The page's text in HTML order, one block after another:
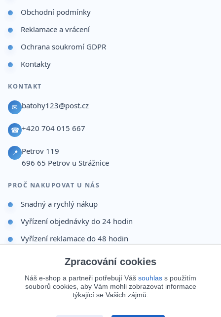
Obchodní podmínky
Reklamace a vrácení
Ochrana soukromí GDPR
Kontakty
KONTAKT
✉ batohy123@post.cz
☎ +420 704 015 667
📍 Petrov 119
696 65 Petrov u Strážnice
PROČ NAKUPOVAT U NÁS
Snadný a rychlý nákup
Vyřízení objednávky do 24 hodin
Vyřízení reklamace do 48 hodin
Dárek po dokončení objednávky
Doprava 65 Kč nad 499 Kč
Zpracování cookies
Náš e-shop a partneři potřebují Váš souhlas s použitím
souborů cookies, aby Vám mohli zobrazovat informace
týkající se Vašich zájmů.